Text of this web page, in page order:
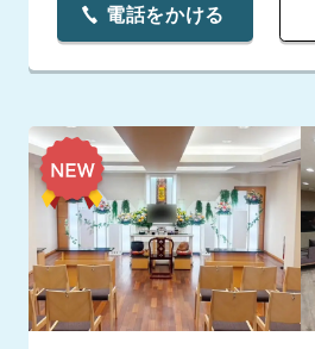
電話をかける